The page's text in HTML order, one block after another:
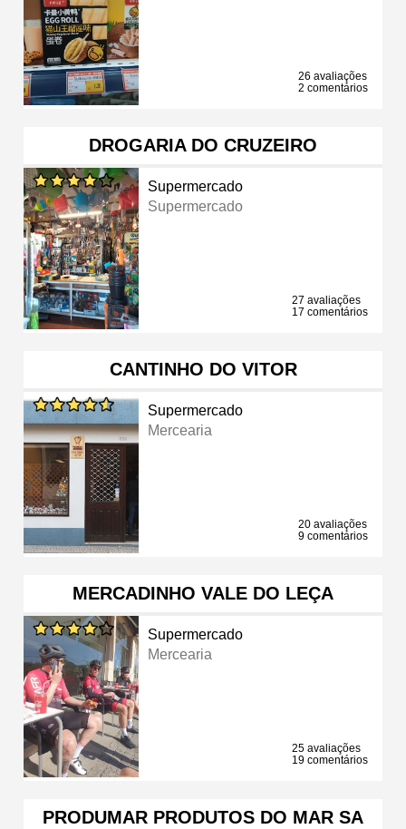
26 avaliações
2 comentários
DROGARIA DO CRUZEIRO
Supermercado
Supermercado
27 avaliações
17 comentários
CANTINHO DO VITOR
Supermercado
Mercearia
20 avaliações
9 comentários
MERCADINHO VALE DO LEÇA
Supermercado
Mercearia
25 avaliações
19 comentários
PRODUMAR PRODUTOS DO MAR SA